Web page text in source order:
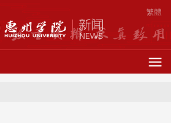
繁體